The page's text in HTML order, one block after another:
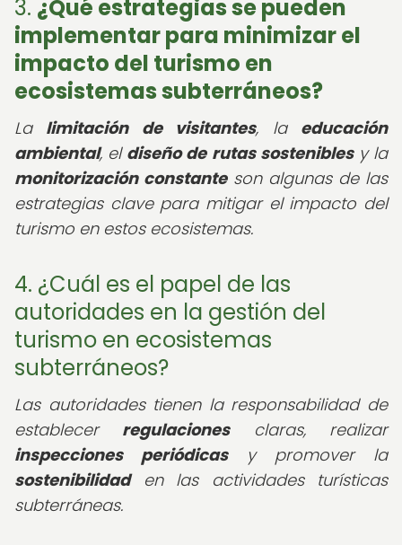
3. ¿Qué estrategias se pueden
implementar para minimizar el
impacto del turismo en
ecosistemas subterráneos?
La limitación de visitantes, la educación
ambiental, el diseño de rutas sosteniblesy la
monitorización constanteson algunas de las
estrategias clave para mitigar el impacto del
turismo en estos ecosistemas.
4. ¿Cuál es el papel de las
autoridades en la gestión del
turismo en ecosistemas
subterráneos?
Las autoridades tienen la responsabilidad de
establecer regulacionesclaras, realizar
inspecciones periódicasy promover la
sostenibilidaden las actividades turísticas
subterráneas.